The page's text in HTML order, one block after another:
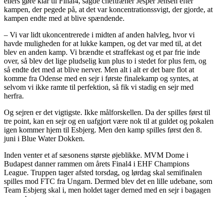
kampen, der pegede på, at det var koncentrationssvigt, der gjorde, at
kampen endte med at blive spændende.
– Vi var lidt ukoncentrerede i midten af anden halvleg, hvor vi
havde muligheden for at lukke kampen, og det var med til, at det
blev en anden kamp. Vi brændte et straffekast og et par frie inde
over, så blev det lige pludselig kun plus to i stedet for plus fem, og
så endte det med at blive nerver. Men alt i alt er det bare flot at
komme fra Odense med en sejr i første finalekamp og syntes, at
selvom vi ikke ramte til perfektion, så fik vi stadig en sejr med
herfra.
Og sejren er det vigtigste. Ikke målforskellen. Da der spilles først til
tre point, kan en sejr og en uafgjort være nok til at guldet og pokalen
igen kommer hjem til Esbjerg. Men den kamp spilles først den 8.
juni i Blue Water Dokken.
Inden venter et af sæsonens største øjeblikke. MVM Dome i
Budapest danner rammen om årets Final4 i EHF Champions
League. Truppen tager afsted torsdag, og lørdag skal semifinalen
spilles mod FTC fra Ungarn. Dermed blev det en lille udebane, som
Team Esbjerg skal i, men holdet tager derned med en sejr i bagagen